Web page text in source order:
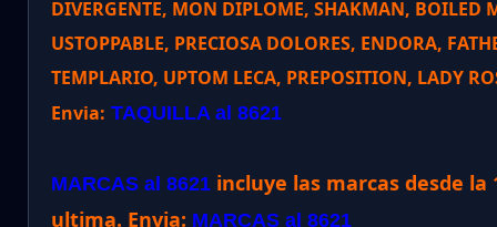
DIVERGENTE, MON DIPLOME, SHAKMAN, BOILED
USTOPPABLE, PRECIOSA DOLORES, ENDORA,
TEMPLARIO, UPTOM LECA, PREPOSITION, LADY
Envia: TAQUILLA al 8621
MARCAS al 8621 incluye las marcas desde la
ultima. Envia: MARCAS al 8621